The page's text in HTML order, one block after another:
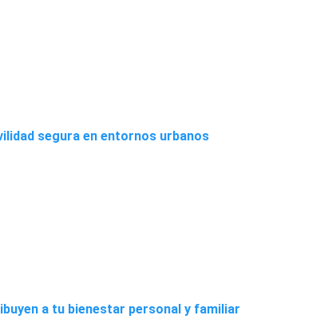
segura en entornos urbanos
a tu bienestar personal y familiar